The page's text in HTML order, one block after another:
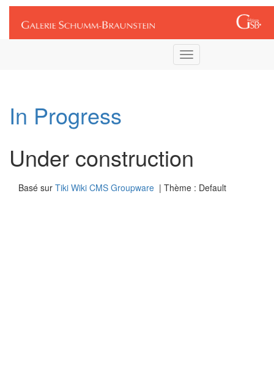
Toggle
navigation
In Progress
Under construction
Basé sur Tiki Wiki CMS Groupware | Thème : Default